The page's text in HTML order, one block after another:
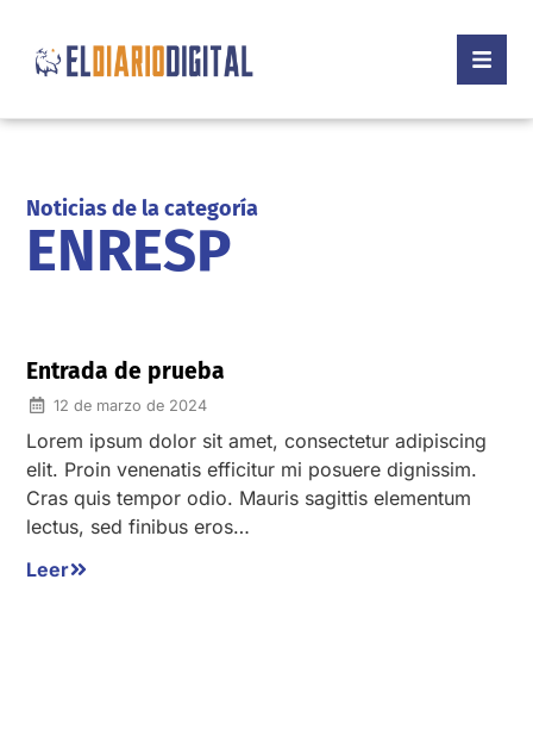
ENRESP
Noticias de la categoría
Entrada de prueba
12 de marzo de 2024
Lorem ipsum dolor sit amet, consectetur adipiscing
elit. Proin venenatis efficitur mi posuere dignissim.
Cras quis tempor odio. Mauris sagittis elementum
lectus, sed finibus eros…
Leer